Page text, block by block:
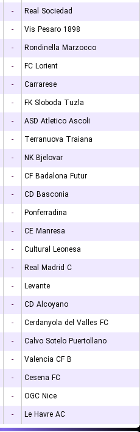
-
Real Sociedad
-
Vis Pesaro 1898
-
Rondinella Marzocco
-
FC Lorient
-
Carrarese
-
FK Sloboda Tuzla
-
ASD Atletico Ascoli
-
Terranuova Traiana
-
NK Bjelovar
-
CF Badalona Futur
-
CD Basconia
-
Ponferradina
-
CE Manresa
-
Cultural Leonesa
-
Real Madrid C
-
Levante
-
CD Alcoyano
-
Cerdanyola del Valles FC
-
Calvo Sotelo Puertollano
-
Valencia CF B
-
Cesena FC
-
OGC Nice
- Le Havre AC